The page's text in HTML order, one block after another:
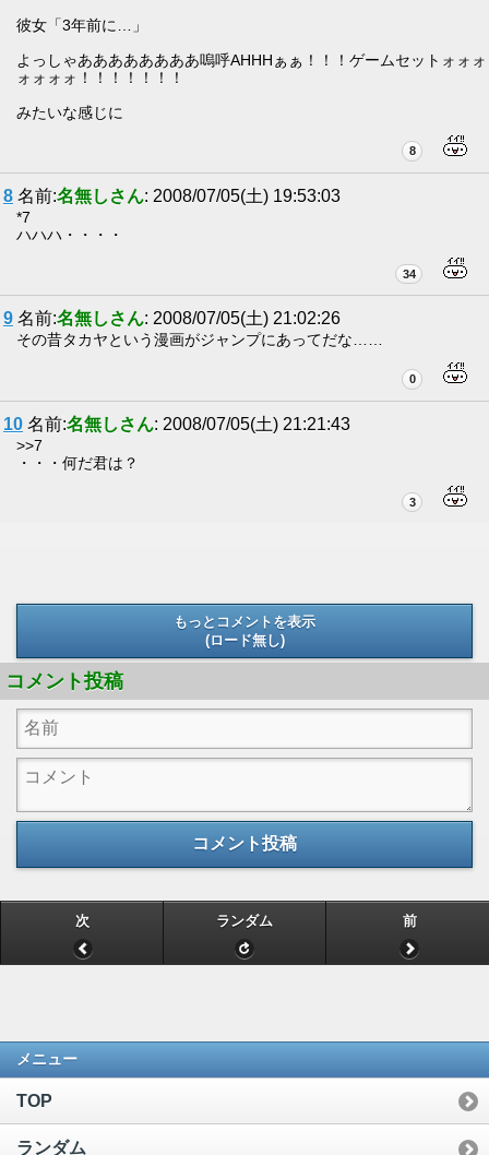
彼女「3年前に…」
よっしゃああああああああ嗚呼AHHHぁぁ！！！ゲームセットォォォ
ォォォォ！！！！！！！
みたいな感じに
8
8 名前:名無しさん: 2008/07/05(土) 19:53:03
*7
ハハハ・・・・
34
9 名前:名無しさん: 2008/07/05(土) 21:02:26
その昔タカヤという漫画がジャンプにあってだな……
0
10 名前:名無しさん: 2008/07/05(土) 21:21:43
>>7
・・・何だ君は？
3
もっとコメントを表示
(ロード無し)
コメント投稿
コメント投稿
次 ランダム 前
メニュー
TOP
ランダム